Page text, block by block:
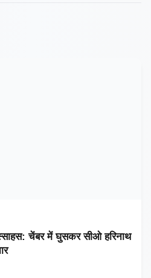
चेंबर में घुसकर सीओ हरिनाथ